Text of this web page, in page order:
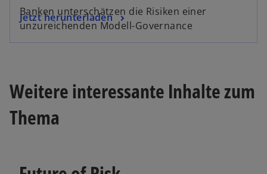
Banken unterschätzen die Risiken einer
unzureichenden Modell-Governance
Jetzt herunterladen
Weitere interessante Inhalte zum
Thema